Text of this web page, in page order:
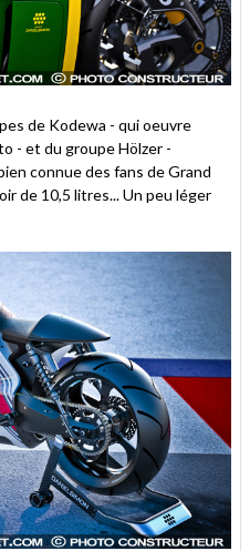
de Kodewa - qui oeuvre
- et du groupe Hölzer -
connue des fans de Grand
de 10,5 litres... Un peu léger